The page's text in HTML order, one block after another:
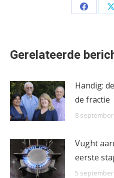
Share
Gerelateerde
Handig:
de fractie
8
Vught
eerste
5